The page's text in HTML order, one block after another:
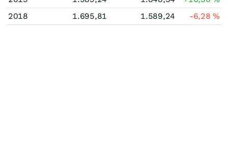
2018
1.695,81 1.589,24 -6,28%